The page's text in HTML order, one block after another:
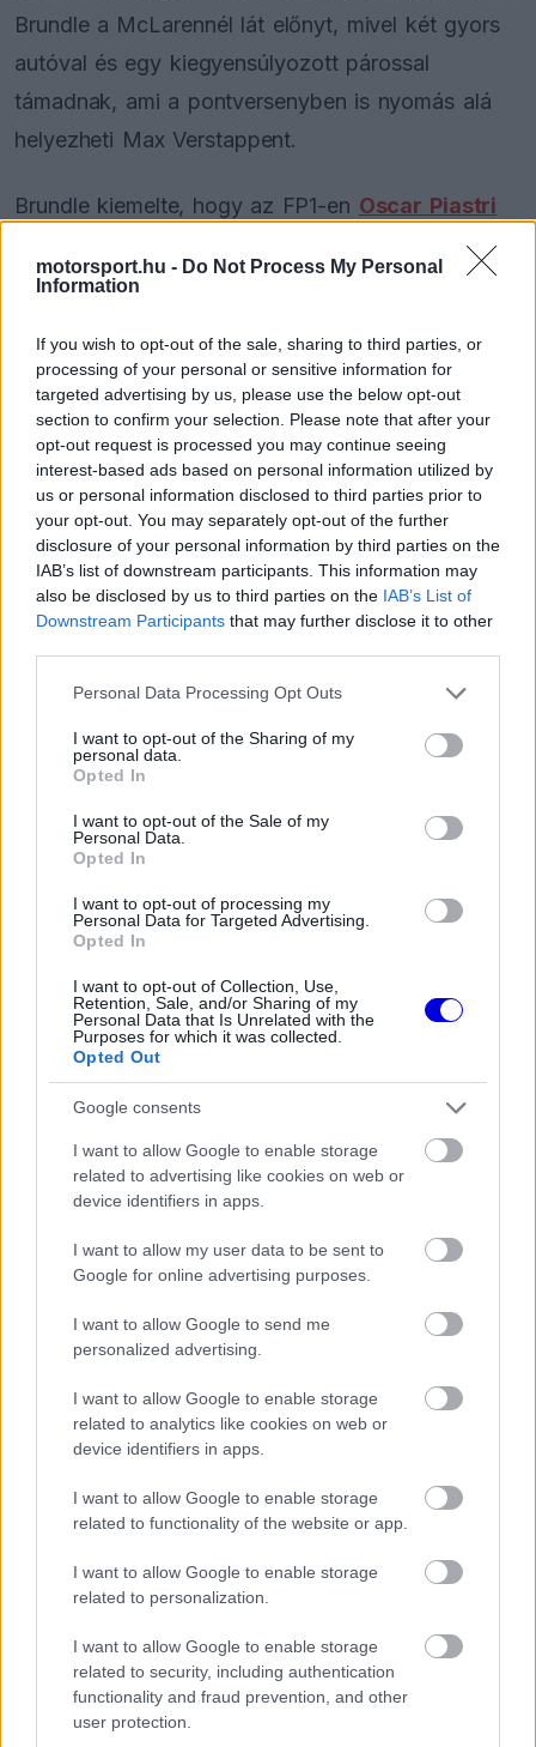
motorsport.hu - Do Not Process My Personal
Information
If you wish to opt-out of the sale, sharing to third parties, or
processing of your personal or sensitive information for
targeted advertising by us, please use the below opt-out
section to confirm your selection. Please note that after your
opt-out request is processed you may continue seeing
interest-based ads based on personal information utilized by
us or personal information disclosed to third parties prior to
your opt-out. You may separately opt-out of the further
disclosure of your personal information by third parties on the
IAB’s list of downstream participants. This information may
also be disclosed by us to third parties on the IAB’s List of
Downstream Participants that may further disclose it to other
Please note that this website/app uses one or more Google
not limited to your visit or usage behaviour. You may click to
grant or deny consent to Google and its third-party tags to
use your data for below specified purposes in below Google
consent section.
Personal Data Processing Opt Outs
I want to opt-out of the Sharing of my
personal data.
Opted In
I want to opt-out of the Sale of my
Personal Data.
Opted In
I want to opt-out of processing my
Personal Data for Targeted Advertising.
Opted In
I want to opt-out of Collection, Use,
Retention, Sale, and/or Sharing of my
Personal Data that Is Unrelated with the
Purposes for which it was collected.
Opted Out
Google consents
I want to allow Google to enable storage
related to advertising like cookies on web or
device identifiers in apps.
I want to allow my user data to be sent to
Google for online advertising purposes.
I want to allow Google to send me
personalized advertising.
I want to allow Google to enable storage
related to analytics like cookies on web or
device identifiers in apps.
I want to allow Google to enable storage
related to functionality of the website or app.
I want to allow Google to enable storage
related to personalization.
I want to allow Google to enable storage
related to security, including authentication
functionality and fraud prevention, and other
user protection.
Brundle a McLarennél lát előnyt, mivel két gyors
autóval és egy kiegyensúlyozott párossal
támadnak, ami a pontversenyben is nyomás alá
helyezheti Max Verstappent.
Brundle kiemelte, hogy az FP1-en Oscar Piastri
előző, nehezebb hétvégék után biztató jel volt
visszanyerte a ritmust, és Interlagosra gyorsan
ráérzett, miközben a két McLaren között csekély
volt a különbség.
Player
This
is
a
modal
window.
The media could not be loaded, either because
the server or network failed or because the format
is not supported.
„Oscar kétségtelenül összeszedte magát. Úgy
tűnik, visszatért a korábbi formájához, és gyorsan
ráérzett a pályára. Nagyon szoros a különbség
közte és Norris között.”
EZEKET IS AJÁNLJUK
Max Verstappen érzelmes példával
Váratlan mentőövet kaphat Liam
Lawson a Red Bulltól
Montoya átlátott Verstappen
trükkjén és elárulta a távozási
pletykák valódi okát
A bajnoki képletet illetően Brundle szerint
Verstappennek emelnie kell a nyomást a wokingi
duóra, mert most náluk van a kezdeményezés.
„Nyomást kell gyakorolnia a két McLaren-pilótára.
Szerintem a McLarennél van az előny. Ketten